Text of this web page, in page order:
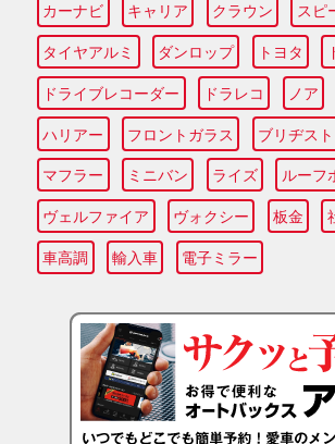
カーナビ キャリア クラウン スピ
タイヤアルミ ダンロップ トヨタ
ドライブレコーダー ドラレコ ノア
ハリアー フロントガラス ブリヂス
マフラー ミニバン ライズ ルーフ
ヴェルファイア ヴォクシー 板金
車高調 輸入車 電子ミラー